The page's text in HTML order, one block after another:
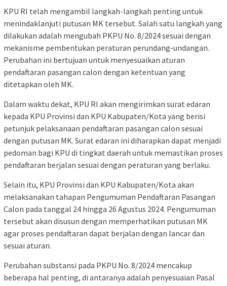
KPU RI telah mengambil langkah-langkah penting untuk
menindaklanjuti putusan MK tersebut. Salah satu langkah yang
dilakukan adalah mengubah PKPU No. 8/2024 sesuai dengan
mekanisme pembentukan peraturan perundang-undangan.
Perubahan ini bertujuan untuk menyesuaikan aturan
pendaftaran pasangan calon dengan ketentuan yang
ditetapkan oleh MK.
Dalam waktu dekat, KPU RI akan mengirimkan surat edaran
kepada KPU Provinsi dan KPU Kabupaten/Kota yang berisi
petunjuk pelaksanaan pendaftaran pasangan calon sesuai
dengan putusan MK. Surat edaran ini diharapkan dapat menjadi
pedoman bagi KPU di tingkat daerah untuk memastikan proses
pendaftaran berjalan sesuai dengan peraturan yang berlaku.
Selain itu, KPU Provinsi dan KPU Kabupaten/Kota akan
melaksanakan tahapan Pengumuman Pendaftaran Pasangan
Calon pada tanggal 24 hingga 26 Agustus 2024. Pengumuman
tersebut akan disusun dengan memperhatikan putusan MK
agar proses pendaftaran dapat berjalan dengan lancar dan
sesuai aturan.
Perubahan substansi pada PKPU No. 8/2024 mencakup
beberapa hal penting, di antaranya adalah penyesuaian Pasal